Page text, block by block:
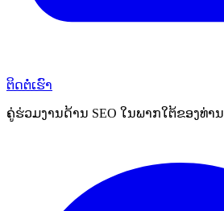
ຕິດຕໍ່ເຮົາ
ຄູ່ຮ່ວມງານດ້ານ SEO ໃນພາກໃຕ້ຂອງທ່ານ